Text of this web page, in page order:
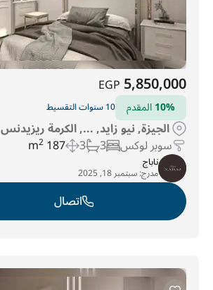
5,850,000
EGP
10%المقدم 10 سنوات التقسيط
الجيزة, نيو زايد, ..., الكرمة ريزيدنس
سوبر لوكس 3
3
187 m
2
ناباج
مدرج:سبتمبر 18, 2025
اتصال